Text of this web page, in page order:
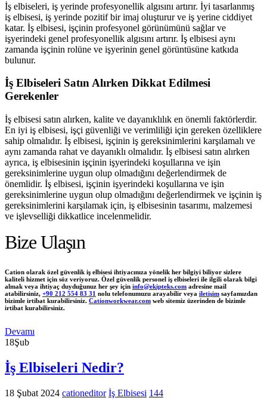
İş elbiseleri, iş yerinde profesyonellik algısını artırır. İyi tasarlanmış
iş elbisesi, iş yerinde pozitif bir imaj oluşturur ve iş yerine ciddiyet
katar. İş elbisesi, işçinin profesyonel görünümünü sağlar ve
işyerindeki genel profesyonellik algısını artırır. İş elbisesi aynı
zamanda işçinin rolüne ve işyerinin genel görüntüsüne katkıda
bulunur.
İş Elbiseleri Satın Alırken Dikkat Edilmesi
Gerekenler
İş elbisesi satın alırken, kalite ve dayanıklılık en önemli faktörlerdir.
En iyi iş elbisesi, işçi güvenliği ve verimliliği için gereken özelliklere
sahip olmalıdır. İş elbisesi, işçinin iş gereksinimlerini karşılamalı ve
aynı zamanda rahat ve dayanıklı olmalıdır. İş elbisesi satın alırken
ayrıca, iş elbisesinin işçinin işyerindeki koşullarına ve işin
gereksinimlerine uygun olup olmadığını değerlendirmek de
önemlidir. İş elbisesi, işçinin işyerindeki koşullarına ve işin
gereksinimlerine uygun olup olmadığını değerlendirmek ve işçinin iş
gereksinimlerini karşılamak için, iş elbisesinin tasarımı, malzemesi
ve işlevselliği dikkatlice incelenmelidir.
Bize Ulaşın
Cation olarak özel güvenlik iş elbisesi ihtiyacınıza yönelik her bilgiyi biliyor sizlere
kaliteli hizmet için söz veriyoruz. Özel güvenlik personel iş elbiseleri ile ilgili olarak bilgi
almak veya ihtiyaç duyduğunuz her şey için info@ekipteks.com adresine mail
atabilirsiniz, +90 212 554 83 31 nolu telefonumuzu arayabilir veya iletişim sayfamızdan
bizimle irtibat kurabilirsiniz. Cationworkwear.com web sitemiz üzerinden de bizimle
irtibat kurabilirsiniz.
Devamı
18Şub
İş Elbiseleri Nedir?
18 Şubat 2024 cationeditor İş Elbisesi 144